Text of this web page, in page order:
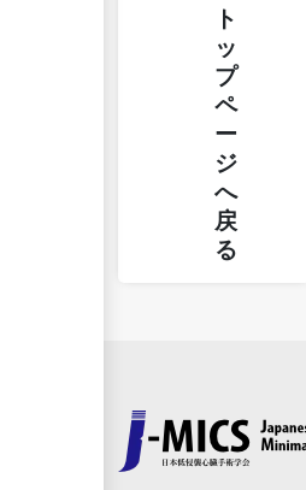
ト
ッ
プ
ペ
ー
ジ
へ
戻
る